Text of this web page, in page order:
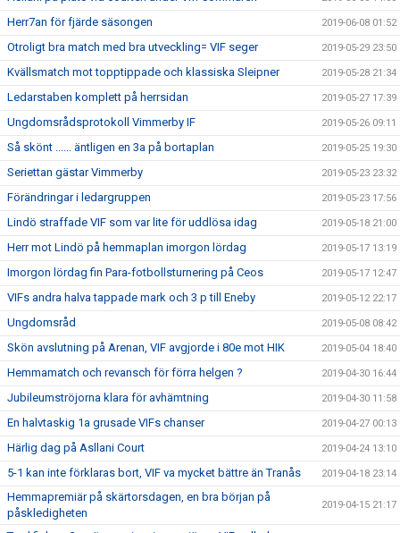
Herr7an för fjärde säsongen 2019-06-08 01:52
Otroligt bra match med bra utveckling= VIF seger 2019-05-29 23:50
Kvällsmatch mot topptippade och klassiska Sleipner 2019-05-28 21:34
Ledarstaben komplett på herrsidan 2019-05-27 17:39
Ungdomsrådsprotokoll Vimmerby IF 2019-05-26 09:11
Så skönt ...... äntligen en 3a på bortaplan 2019-05-25 19:30
Seriettan gästar Vimmerby 2019-05-23 23:32
Förändringar i ledargruppen 2019-05-23 17:56
Lindö straffade VIF som var lite för uddlösa idag 2019-05-18 21:00
Herr mot Lindö på hemmaplan imorgon lördag 2019-05-17 13:19
Imorgon lördag fin Para-fotbollsturnering på Ceos 2019-05-17 12:47
VIFs andra halva tappade mark och 3 p till Eneby 2019-05-12 22:17
Ungdomsråd 2019-05-08 08:42
Skön avslutning på Arenan, VIF avgjorde i 80e mot HIK 2019-05-04 18:40
Hemmamatch och revansch för förra helgen ? 2019-04-30 16:44
Jubileumströjorna klara för avhämtning 2019-04-30 11:58
En halvtaskig 1a grusade VIFs chanser 2019-04-27 00:13
Härlig dag på Asllani Court 2019-04-24 13:10
5-1 kan inte förklaras bort, VIF va mycket bättre än Tranås 2019-04-18 23:14
Hemmapremiär på skärtorsdagen, en bra början på
påskledigheten
2019-04-15 21:17